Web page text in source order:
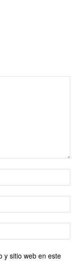
y sitio web en este